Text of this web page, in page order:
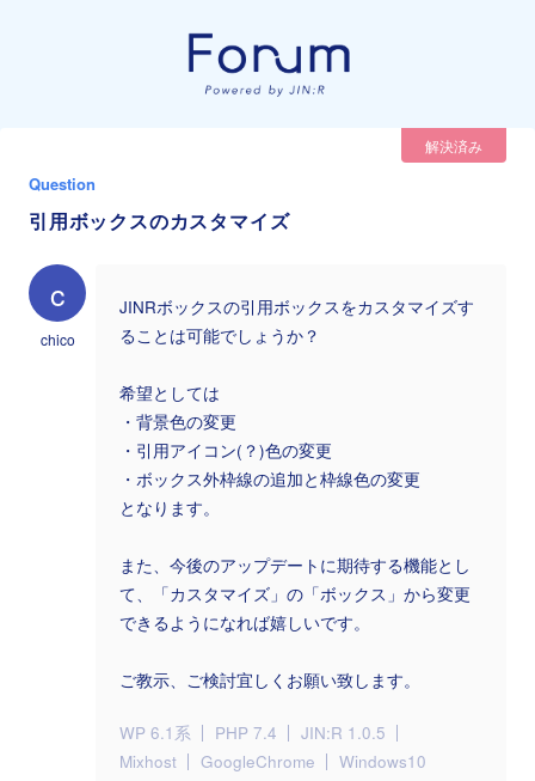
解決済み
Question
引用ボックスのカスタマイズ
c
chico
JINRボックスの引用ボックスをカスタマイズす
ることは可能でしょうか？
希望としては
・背景色の変更
・引用アイコン(？)色の変更
・ボックス外枠線の追加と枠線色の変更
となります。
また、今後のアップデートに期待する機能とし
て、「カスタマイズ」の「ボックス」から変更
できるようになれば嬉しいです。
ご教示、ご検討宜しくお願い致します。
WP 6.1系 PHP 7.4
JIN:R 1.0.5
Mixhost
GoogleChrome Windows10